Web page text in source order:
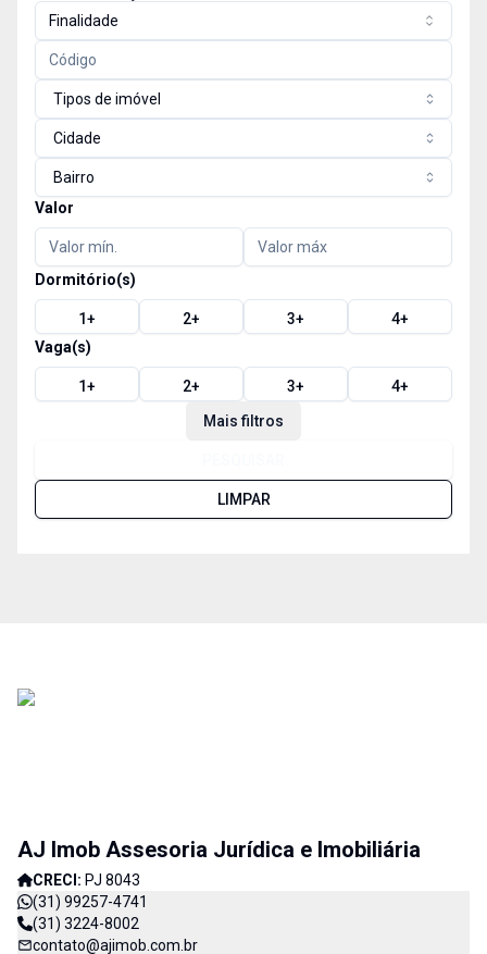
Finalidade
Tipos de imóvel
Cidade
Bairro
Valor
Dormitório(s)
1+ 2+ 3+ 4+
Vaga(s)
1+ 2+ 3+ 4+
Mais filtros
LIMPAR
AJ Imob Assesoria Jurídica e Imobiliária
CRECI: PJ 8043
(31) 99257-4741
(31) 3224-8002
contato@ajimob.com.br